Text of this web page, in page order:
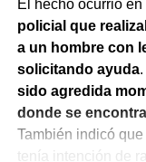
El hecho ocurrió
policial que
a un hombre con
solicitando ayuda.
sido agredida
donde se
También indicó